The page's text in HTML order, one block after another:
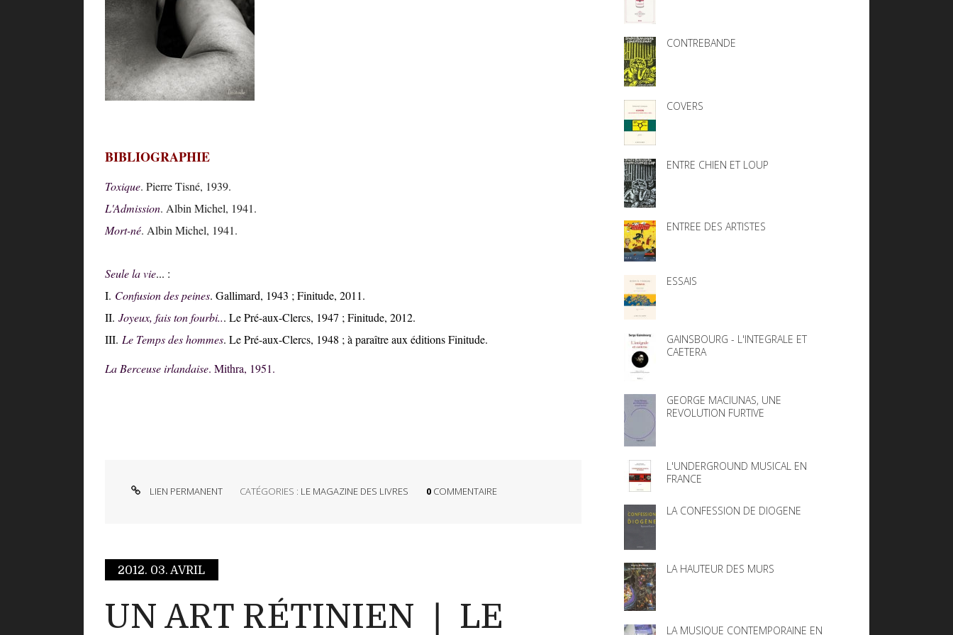
BIBLIOGRAPHIE
Toxique. Pierre Tisné, 1939.
L'Admission. Albin Michel, 1941.
Mort-né. Albin Michel, 1941.
Seule la vie... :
I. Confusion des peines. Gallimard, 1943 ; Finitude, 2011.
II. Joyeux, fais ton fourbi... Le Pré-aux-Clercs, 1947 ; Finitude, 2012.
III. Le Temps des hommes. Le Pré-aux-Clercs, 1948 ; à paraître aux éditions Finitude.
La Berceuse irlandaise. Mithra, 1951.
LIEN PERMANENT CATÉGORIES : LE MAGAZINE DES LIVRES 0 COMMENTAIRE
2012. 03. AVRIL
UN ART RÉTINIEN ❘ LE
CONTREBANDE
COVERS
ENTRE CHIEN ET LOUP
ENTREE DES ARTISTES
ESSAIS
GAINSBOURG - L'INTEGRALE ET
CAETERA
GEORGE MACIUNAS, UNE
REVOLUTION FURTIVE
L'UNDERGROUND MUSICAL EN
FRANCE
LA CONFESSION DE DIOGENE
LA HAUTEUR DES MURS
LA MUSIQUE CONTEMPORAINE EN